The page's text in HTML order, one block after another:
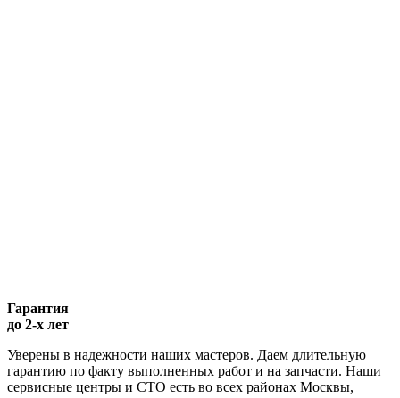
Гарантия
до 2-х лет
Уверены в надежности наших мастеров. Даем длительную
гарантию по факту выполненных работ и на запчасти. Наши
сервисные центры и СТО есть во всех районах Москвы,